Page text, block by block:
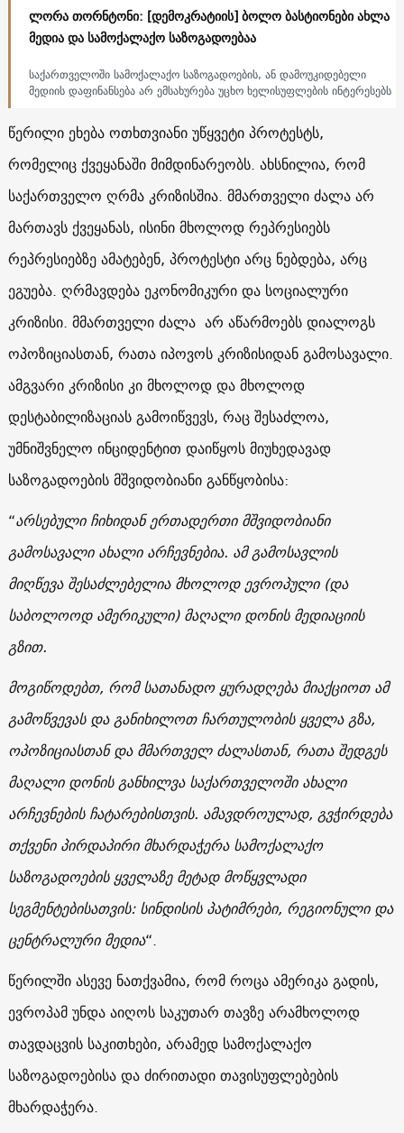
ლორა თორნტონი: [დემოკრატიის] ბოლო ბასტიონები ახლა
მედია და სამოქალაქო საზოგადოებაა
საქართველოში სამოქალაქო საზოგადოების, ან დამოუკიდებელი
მედიის დაფინანსება არ ემსახურება უცხო ხელისუფლების ინტერესებს
წერილი ეხება ოთხთვიანი უწყვეტი პროტესტს,
რომელიც ქვეყანაში მიმდინარეობს. ახსნილია, რომ
საქართველო ღრმა კრიზისშია. მმართველი ძალა არ
მართავს ქვეყანას, ისინი მხოლოდ რეპრესიებს
რეპრესიებზე ამატებენ, პროტესტი არც ნებდება, არც
ეგუება. ღრმავდება ეკონომიკური და სოციალური
კრიზისი. მმართველი ძალა არ აწარმოებს დიალოგს
ოპოზიციასთან, რათა იპოვოს კრიზისიდან გამოსავალი.
ამგვარი კრიზისი კი მხოლოდ და მხოლოდ
დესტაბილიზაციას გამოიწვევს, რაც შესაძლოა,
უმნიშვნელო ინციდენტით დაიწყოს მიუხედავად
საზოგადოების მშვიდობიანი განწყობისა:
“არსებული ჩიხიდან ერთადერთი მშვიდობიანი
გამოსავალი ახალი არჩევნებია. ამ გამოსავლის
მიღწევა შესაძლებელია მხოლოდ ევროპული (და
საბოლოოდ ამერიკული) მაღალი დონის მედიაციის
გზით.
მოგიწოდებთ, რომ სათანადო ყურადღება მიაქციოთ ამ
გამოწვევას და განიხილოთ ჩართულობის ყველა გზა,
ოპოზიციასთან და მმართველ ძალასთან, რათა შედგეს
მაღალი დონის განხილვა საქართველოში ახალი
არჩევნების ჩატარებისთვის. ამავდროულად, გვჭირდება
თქვენი პირდაპირი მხარდაჭერა სამოქალაქო
საზოგადოების ყველაზე მეტად მოწყვლადი
სეგმენტებისათვის: სინდისის პატიმრები, რეგიონული და
ცენტრალური მედია“.
წერილში ასევე ნათქვამია, რომ როცა ამერიკა გადის,
ევროპამ უნდა აიღოს საკუთარ თავზე არამხოლოდ
თავდაცვის საკითხები, არამედ სამოქალაქო
საზოგადოებისა და ძირითადი თავისუფლებების
მხარდაჭერა.